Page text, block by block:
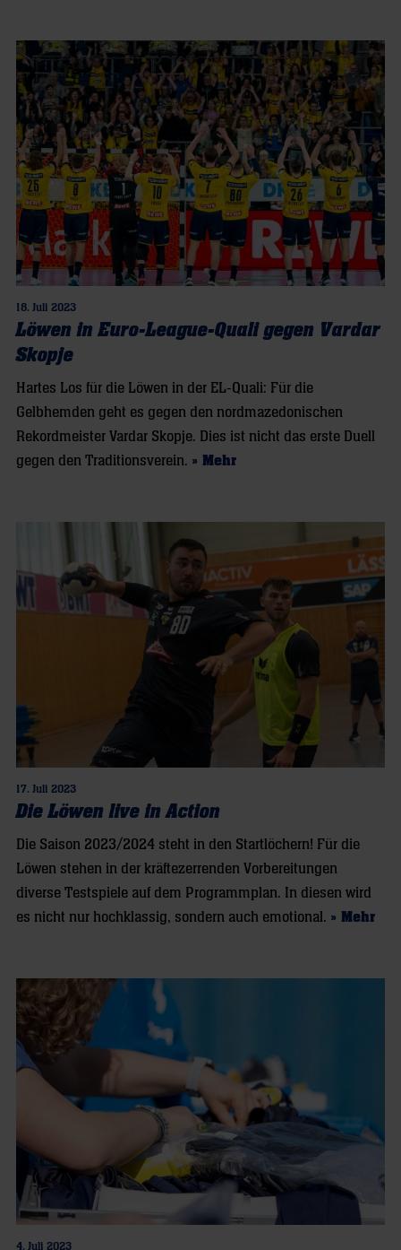
18. Juli 2023
Löwen in Euro-League-Quali gegen Vardar
Skopje
Hartes Los für die Löwen in der EL-Quali: Für die
Gelbhemden geht es gegen den nordmazedonischen
Rekordmeister Vardar Skopje. Dies ist nicht das erste Duell
gegen den Traditionsverein. » Mehr
17. Juli 2023
Die Löwen live in Action
Die Saison 2023/2024 steht in den Startlöchern! Für die
Löwen stehen in der kräftezerrenden Vorbereitungen
diverse Testspiele auf dem Programmplan. In diesen wird
es nicht nur hochklassig, sondern auch emotional. » Mehr
4. Juli 2023